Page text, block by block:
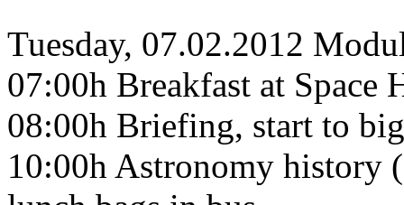
Tuesday, 07.02.2012
07:00h Breakfast at Space
08:00h Briefing, start to
10:00h Astronomy history